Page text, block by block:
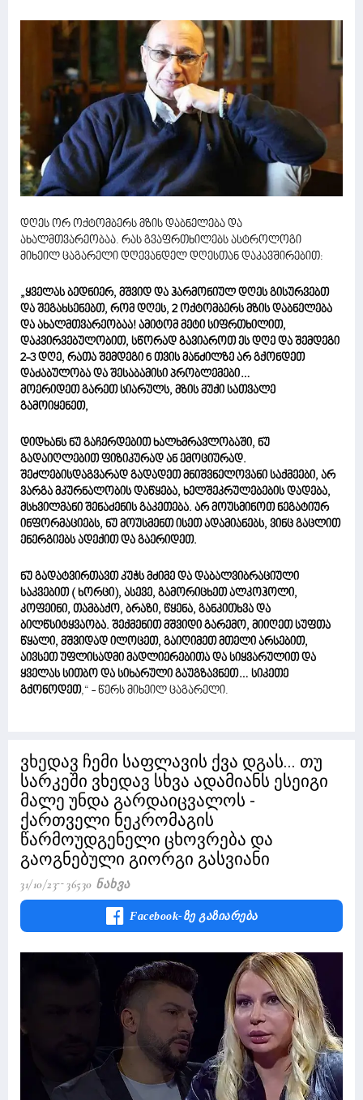
დღეს ორ ოქტომბერს მზის დაბნელება და
ახალმთვარეობაა. რას გვაფრთხილებს ასტროლოგი
მიხეილ ცაგარელი დღევანდელ დღესთან დაკავშირებით:
„ყველას ბედნიერ, მშვიდ და ჰარმონიულ დღეს გისურვებთ
და შეგახსენებთ, რომ დღეს, 2 ოქტომბერს მზის დაბნელება
და ახალმთვარეობაა! ამიტომ მეტი სიფრთხილით,
დაკვირვებულობით, სწორად გავიაროთ ეს დღე და შემდეგი
2-3 დღე, რათა შემდეგი 6 თვის მანძილზე არ გქონდეთ
დაძაბულობა და შესაბამისი პრობლემები…
მოერიდეთ გარეთ სიარულს, მზის მუქი სათვალე
გამოიყენეთ,
დიდხანს ნუ გაჩერდებით ხალხმრავლობაში, ნუ
გადაიღლებით ფიზიკურად ან ემოციურად.
შეძლებისდაგვარად გადადეთ მნიშვნელოვანი საქმეები, არ
ვარგა მკურნალობის დაწყება, ხელშეკრულებების დადება,
მსხვილმანი შენაძენის გაკეთება. არ მოუსმინოთ ნეგატიურ
ინფორმაციებს, ნუ მოუსმენთ ისეთ ადამიანებს, ვინც გაცლით
ენერგიებს ადექით და გაერიდეთ.
ნუ გადატვირთავთ კუჭს მძიმე და დაბალვიბრაციული
საკვებით ( ხორცი), ასევე, გამორიცხეთ ალკოჰოლი,
კოფეინი, თამბაქო, ბრაზი, წყენა, განკითხვა და
ბილწსიტყვაობა. შექმენით მშვიდი გარემო, მიიღეთ სუფთა
წყალი, მშვიდად ილოცეთ, გაიღიმეთ მთელი არსებით,
აივსეთ უფლისადმი მადლიერებითა და სიყვარულით და
ყველას სითბო და სიხარული გაუგზავნეთ… სიკეთე
გქონოდეთ,“ - წერს მიხეილ ცაგარელი.
ვხედავ ჩემი საფლავის ქვა დგას... თუ
სარკეში ვხედავ სხვა ადამიანს ესეიგი
მალე უნდა გარდაიცვალოს -
ქართველი ნეკრომაგის
წარმოუდგენელი ცხოვრება და
გაოგნებული გიორგი გასვიანი
31/10/23 36530 Ნახვა
Facebook-Ზე Გაზიარება